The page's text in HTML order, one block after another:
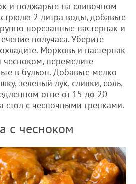
и поджарьте на сливочном
2 литра воды, добавьте
порезанные пастернак и
получаса. Уберите
Морковь и пастернак
перемелите
в бульон. Добавьте мелко
зеленый лук, сливки, соль,
огне от 15 до 20
стол с чесночными гренками.
с чесноком